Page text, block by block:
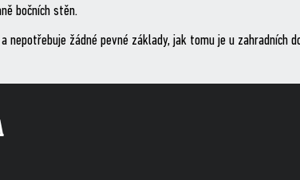
bočních stěn.
žádné pevné základy, jak tomu je u zahradních